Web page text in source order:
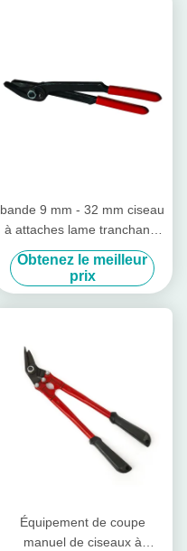
bande 9 mm - 32 mm ciseau
à attaches lame tranchante
coupe à attaches en acier
Obtenez le meilleur
prix
Équipement de coupe
manuel de ciseaux à